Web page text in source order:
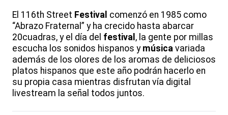
El 116th Street Festival comenzó en 1985 como
“Abrazo Fraternal” y ha crecido hasta abarcar
20cuadras, y el día del festival , la gente por millas
escucha los sonidos hispanos y música variada
además de los olores de los aromas de deliciosos
platos hispanos que este año podrán hacerlo en
su propia casa mientras disfrutan vía digital
livestream la señal todos juntos.